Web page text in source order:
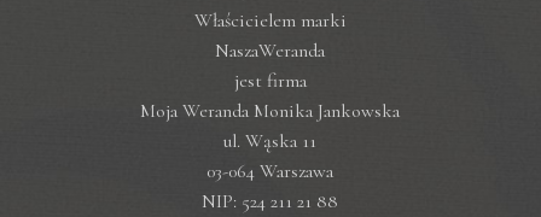
Właścicielem marki
NaszaWeranda
jest firma
Moja Weranda Monika Jankowska
ul. Wąska 11
03-064 Warszawa
NIP: 524 211 21 88